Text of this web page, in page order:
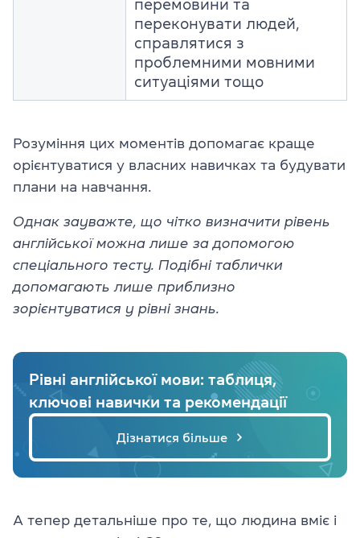
перемовини та
переконувати людей,
справлятися з
проблемними мовними
ситуаціями тощо
Розуміння цих моментів допомагає краще
орієнтуватися у власних навичках та будувати
плани на навчання.
Однак зауважте, що чітко визначити рівень
англійської можна лише за допомогою
спеціального тесту. Подібні таблички
допомагають лише приблизно
зорієнтуватися у рівні знань.
Рівні англійської мови: таблиця,
ключові навички та рекомендації
Дізнатися більше
А тепер детальніше про те, що людина вміє і